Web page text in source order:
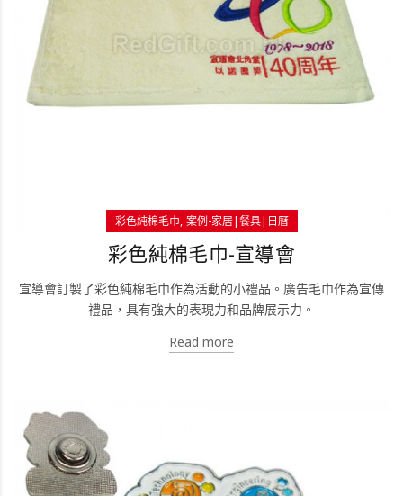
彩色純棉毛巾 案例-家居|餐具|日曆
彩色純棉毛巾-宣導會
宣導會訂製了彩色純棉毛巾作為活動的小禮品。廣告毛巾作為宣傳
禮品，具有強大的表現力和品牌展示力。
Read more